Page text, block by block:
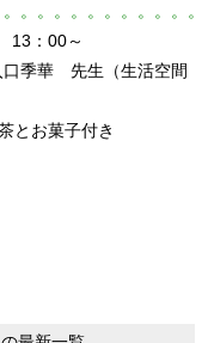
。。。。。。。。。。
00～
先生（生活空間
菓子付き